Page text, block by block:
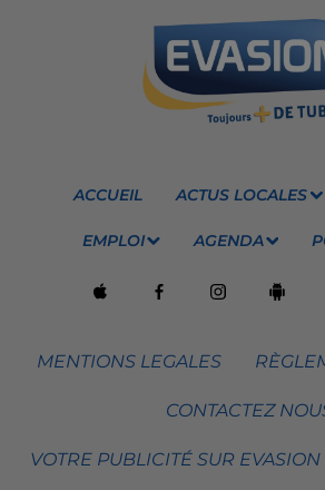
ACCUEIL ACTUS LOCALES
EMPLOI AGENDA
MENTIONS LEGALES
CONTACTEZ
VOTRE PUBLICITÉ SUR EVASION